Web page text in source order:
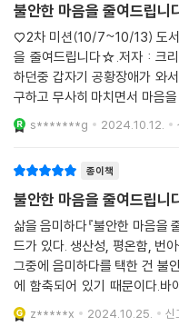
불안한 마음을 줄여드립니
♡2차 미션(10/7~10/13) 도
을 줄여드립니다☆.저자 : 크
하던중 갑자기 공황장애가 와
구하고 무사히 마치면서 마음
인들에게도움을 주기 위해 본
을 줄이는 법을 보여준다..자극
s*******g 2024.10.12.
종이책
불안한 마음을 줄여드립니
삶을 음미하다『불안한 마음을
드가 있다. 생산성, 평온함, 번
그중에 음미하다를 택한 건 불
에 함축되어 있기 때문이다.바
로, 디지털 세상이 무한으로 제
향적, ‘더
z*****x 2024.10.25. 신